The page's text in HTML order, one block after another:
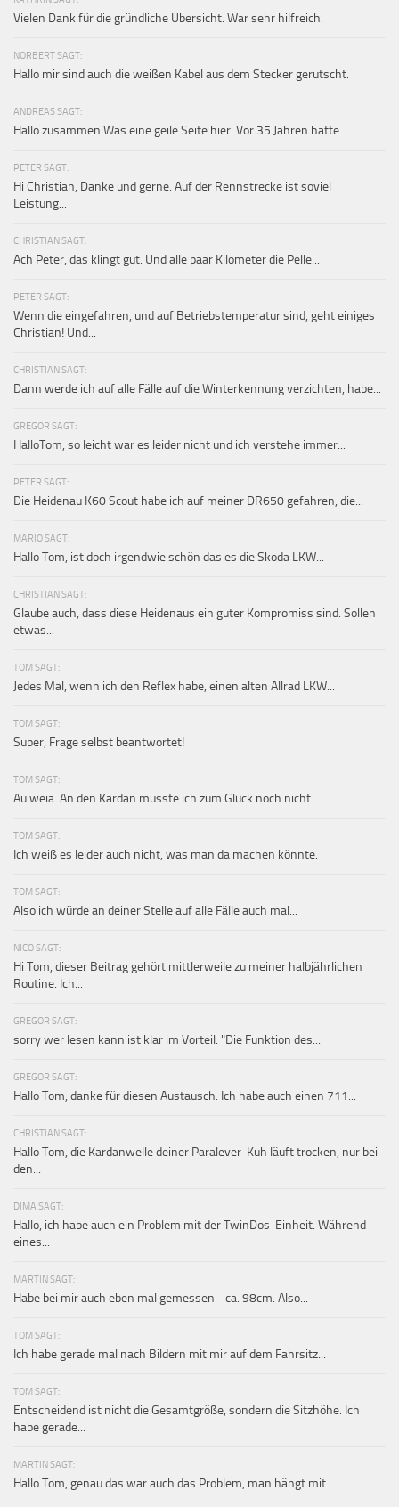
Vielen Dank für die gründliche Übersicht. War sehr hilfreich.
NORBERT SAGT:
Hallo mir sind auch die weißen Kabel aus dem Stecker gerutscht.
ANDREAS SAGT:
Hallo zusammen Was eine geile Seite hier. Vor 35 Jahren hatte...
PETER SAGT:
Hi Christian, Danke und gerne. Auf der Rennstrecke ist soviel
Leistung...
CHRISTIAN SAGT:
Ach Peter, das klingt gut. Und alle paar Kilometer die Pelle...
PETER SAGT:
Wenn die eingefahren, und auf Betriebstemperatur sind, geht einiges
Christian! Und...
CHRISTIAN SAGT:
Dann werde ich auf alle Fälle auf die Winterkennung verzichten, habe...
GREGOR SAGT:
HalloTom, so leicht war es leider nicht und ich verstehe immer...
PETER SAGT:
Die Heidenau K60 Scout habe ich auf meiner DR650 gefahren, die...
MARIO SAGT:
Hallo Tom, ist doch irgendwie schön das es die Skoda LKW...
CHRISTIAN SAGT:
Glaube auch, dass diese Heidenaus ein guter Kompromiss sind. Sollen
etwas...
TOM SAGT:
Jedes Mal, wenn ich den Reflex habe, einen alten Allrad LKW...
TOM SAGT:
Super, Frage selbst beantwortet!
TOM SAGT:
Au weia. An den Kardan musste ich zum Glück noch nicht...
TOM SAGT:
Ich weiß es leider auch nicht, was man da machen könnte.
TOM SAGT:
Also ich würde an deiner Stelle auf alle Fälle auch mal...
NICO SAGT:
Hi Tom, dieser Beitrag gehört mittlerweile zu meiner halbjährlichen
Routine. Ich...
GREGOR SAGT:
sorry wer lesen kann ist klar im Vorteil. "Die Funktion des...
GREGOR SAGT:
Hallo Tom, danke für diesen Austausch. Ich habe auch einen 711...
CHRISTIAN SAGT:
Hallo Tom, die Kardanwelle deiner Paralever-Kuh läuft trocken, nur bei
den...
DIMA SAGT:
Hallo, ich habe auch ein Problem mit der TwinDos-Einheit. Während
eines...
MARTIN SAGT:
Habe bei mir auch eben mal gemessen - ca. 98cm. Also...
TOM SAGT:
Ich habe gerade mal nach Bildern mit mir auf dem Fahrsitz...
TOM SAGT:
Entscheidend ist nicht die Gesamtgröße, sondern die Sitzhöhe. Ich
habe gerade...
MARTIN SAGT:
Hallo Tom, genau das war auch das Problem, man hängt mit...